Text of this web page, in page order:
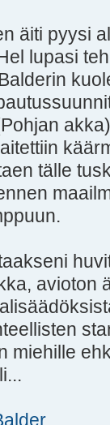
äiti pyysi
lupasi
tälle
avioton
miehille